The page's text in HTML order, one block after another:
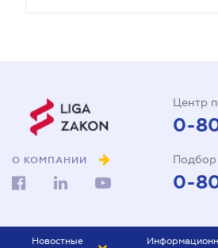
О КОМПАНИИ
Центр
0-
Подбор
0-
Новостные